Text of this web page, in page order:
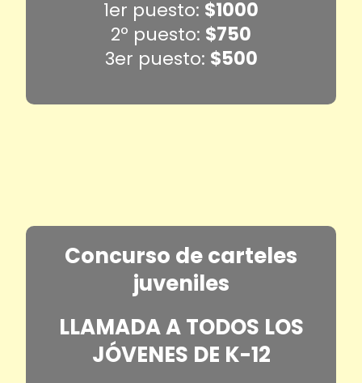
1er puesto: $1000
2º puesto: $750
3er puesto: $500
Concurso de carteles
juveniles
LLAMADA A TODOS LOS
JÓVENES DE K-12